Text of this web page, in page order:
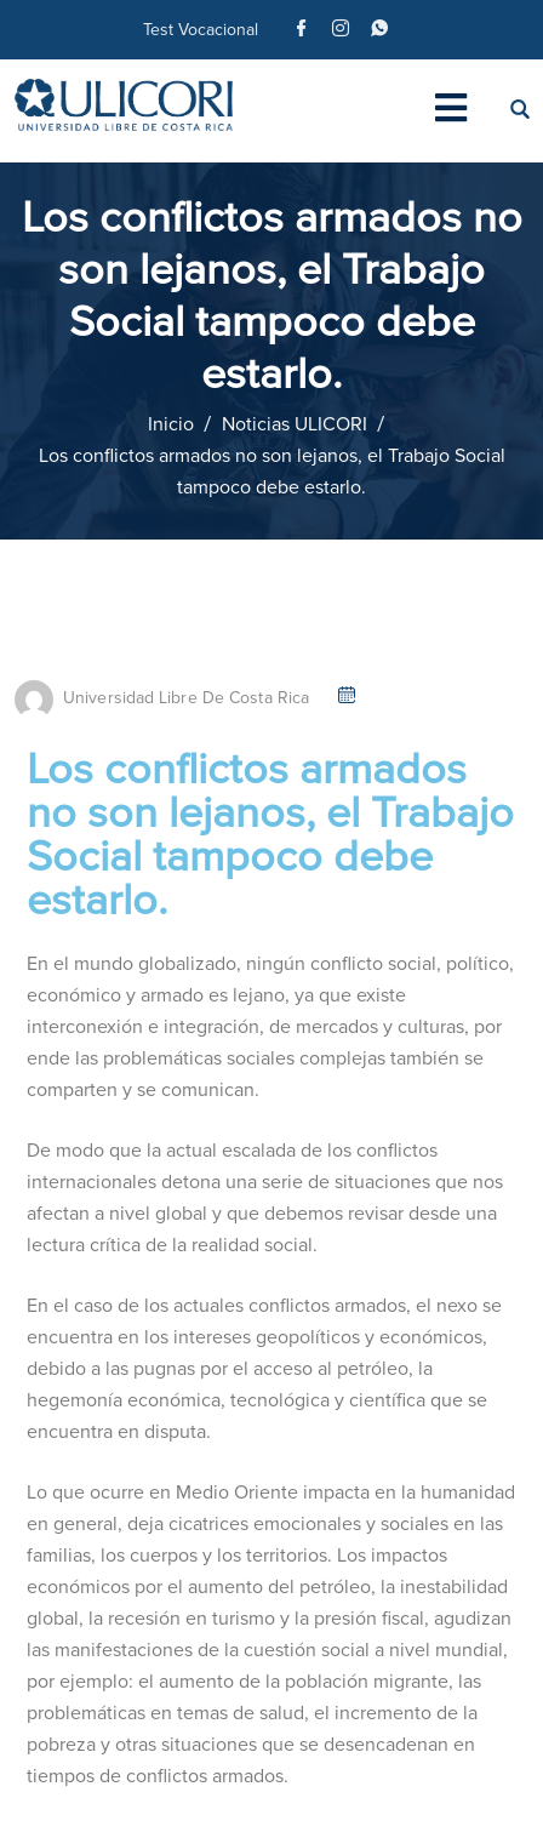
Test Vocacional
Los conflictos armados no
son lejanos, el Trabajo
Social tampoco debe
estarlo.
Inicio
Noticias ULICORI
Los conflictos armados no son lejanos, el Trabajo Social
tampoco debe estarlo.
Universidad Libre De Costa Rica
Los conflictos armados
no son lejanos, el Trabajo
Social tampoco debe
estarlo.
En el mundo globalizado, ningún conflicto social, político,
económico y armado es lejano, ya que existe
interconexión e integración, de mercados y culturas, por
ende las problemáticas sociales complejas también se
comparten y se comunican.
De modo que la actual escalada de los conflictos
internacionales detona una serie de situaciones que nos
afectan a nivel global y que debemos revisar desde una
lectura crítica de la realidad social.
En el caso de los actuales conflictos armados, el nexo se
encuentra en los intereses geopolíticos y económicos,
debido a las pugnas por el acceso al petróleo, la
hegemonía económica, tecnológica y científica que se
encuentra en disputa.
Lo que ocurre en Medio Oriente impacta en la humanidad
en general, deja cicatrices emocionales y sociales en las
familias, los cuerpos y los territorios. Los impactos
económicos por el aumento del petróleo, la inestabilidad
global, la recesión en turismo y la presión fiscal, agudizan
las manifestaciones de la cuestión social a nivel mundial,
por ejemplo: el aumento de la población migrante, las
problemáticas en temas de salud, el incremento de la
pobreza y otras situaciones que se desencadenan en
tiempos de conflictos armados.